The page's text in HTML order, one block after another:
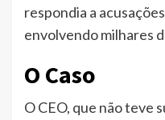
respondia a
envolvendo milhares
O Caso
O CEO, que não teve